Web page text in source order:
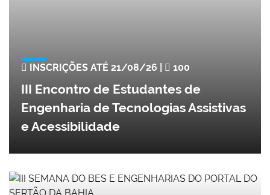
INSCRIÇÕES ATÉ 21/08/26 | 100
III Encontro de Estudantes de
Engenharia de Tecnologias Assistivas
e Acessibilidade